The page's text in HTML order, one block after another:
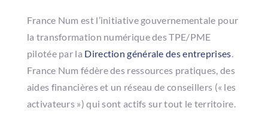
France Num est l’initiative gouvernementale pour
la transformation numérique des TPE/PME
pilotée par la Direction générale des entreprises.
France Num fédère des ressources pratiques, des
aides financières et un réseau de conseillers (« les
activateurs ») qui sont actifs sur tout le territoire.